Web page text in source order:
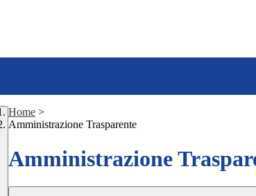
Home >
Amministrazione Trasparente
Amministrazione